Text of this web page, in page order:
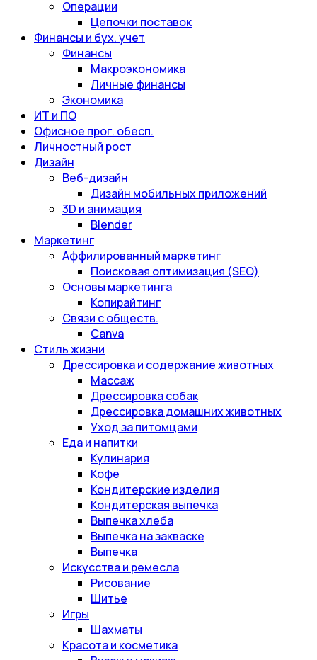
Операции
Цепочки поставок
Финансы и бух. учет
Финансы
Макроэкономика
Личные финансы
Экономика
ИТ и ПО
Офисное прог. обесп.
Личностный рост
Дизайн
Веб-дизайн
Дизайн мобильных приложений
3D и анимация
Blender
Маркетинг
Аффилированный маркетинг
Поисковая оптимизация (SEO)
Основы маркетинга
Копирайтинг
Связи с обществ.
Canva
Стиль жизни
Дрессировка и содержание животных
Массаж
Дрессировка собак
Дрессировка домашних животных
Уход за питомцами
Еда и напитки
Кулинария
Кофе
Кондитерские изделия
Кондитерская выпечка
Выпечка хлеба
Выпечка на закваске
Выпечка
Искусства и ремесла
Рисование
Шитье
Игры
Шахматы
Красота и косметика